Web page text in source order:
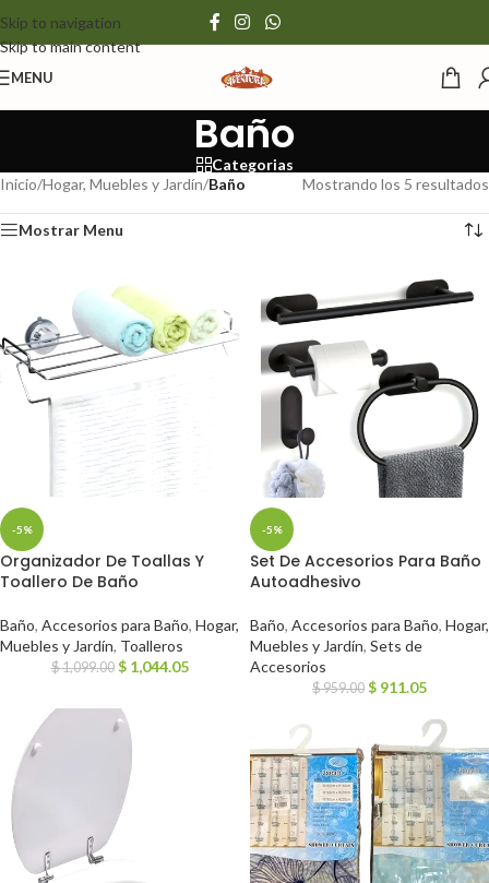
Skip to navigation
Skip to main content
MENU
Baño
Categorias
Inicio/Hogar, Muebles y Jardín/Baño Mostrando los 5 resultados
Mostrar Menu
-5%
Organizador De Toallas Y
Toallero De Baño
Baño, Accesorios para Baño, Hogar,
Muebles y Jardín, Toalleros
$1,099.00 $ 1,044.05
-5%
Set De Accesorios Para Baño
Autoadhesivo
Baño, Accesorios para Baño, Hogar,
Muebles y Jardín, Sets de
Accesorios
$959.00 $ 911.05